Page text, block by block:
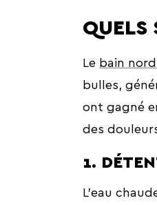
QUELS
Le bain
bulles,
ont gagné
des
1.
L’eau